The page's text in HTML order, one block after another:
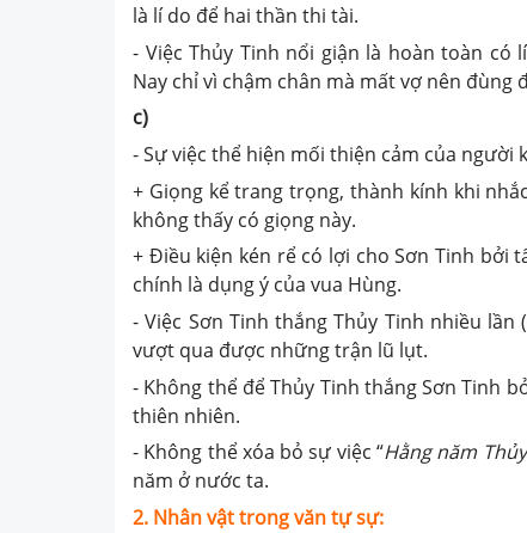
là lí do để hai thần thi tài.
- Việc Thủy Tinh nổi giận là hoàn toàn có
Nay chỉ vì chậm chân mà mất vợ nên đùng
c)
- Sự việc thể hiện mối thiện cảm của người
+ Giọng kể trang trọng, thành kính khi
không thấy có giọng này.
+ Điều kiện kén rể có lợi cho Sơn Tinh bởi
chính là dụng ý của vua Hùng.
- Việc Sơn Tinh thắng Thủy Tinh nhiều
vượt qua được những trận lũ lụt.
- Không thể để Thủy Tinh thắng Sơn Tinh
thiên nhiên.
- Không thể xóa bỏ sự việc “Hằng năm
năm ở nước ta.
2. Nhân vật trong văn tự sự: